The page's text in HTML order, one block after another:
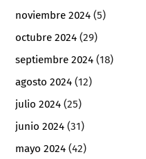
noviembre 2024 (5)
octubre 2024 (29)
septiembre 2024 (18)
agosto 2024 (12)
julio 2024 (25)
junio 2024 (31)
mayo 2024 (42)